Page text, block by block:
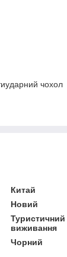
чохол
Китай
Новий
Туристичний
виживання
Чорний